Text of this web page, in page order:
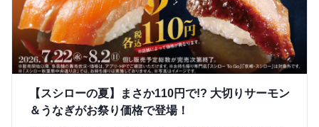
【スシローの夏】まさか110円で!? 大切りサーモン
＆うなぎがお祭り価格で登場！